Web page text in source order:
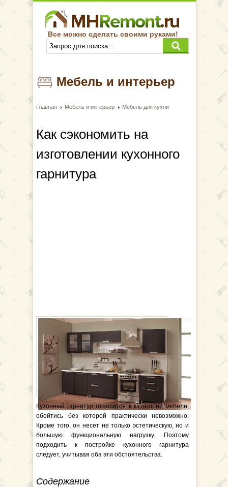
Мебель и интерьер
Главная Мебель и интерьер Мебель для кухни
Как сэкономить на
изготовлении кухонного
гарнитура
Кухонный гарнитур относится к категории мебели,
обойтись без которой практически невозможно.
Кроме того, он несет не только эстетическую, но и
большую функциональную нагрузку. Поэтому
подходить к постройке кухонного гарнитура
следует, учитывая оба эти обстоятельства.
Содержание
Все можно сделать своими руками!